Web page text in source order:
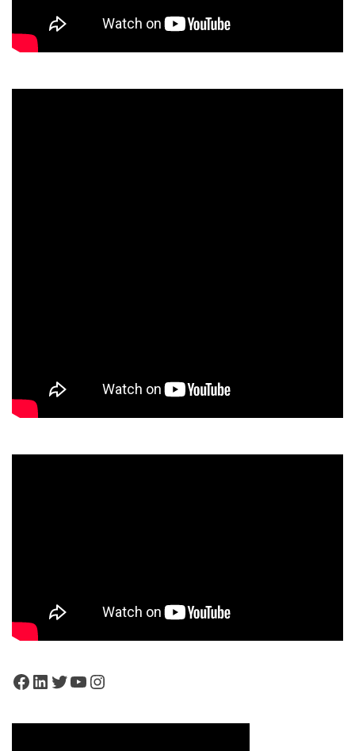
Facebook
LinkedIn
Twitter
YouTube
Instagram